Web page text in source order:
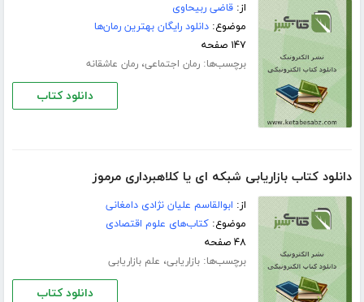
از:قاضی ربیحاوی
موضوع:دانلود رایگان بهترین رمان‌ها
۱۴۷ صفحه
برچسب‌ها:رمان اجتماعی،رمان عاشقانه
دانلود کتاب
دانلود کتاب بازاریابی شبکه ای یا کلاهبرداری مرموز
از: ابوالقاسم علیان نژادی دامغانی
موضوع:کتاب‌های علوم اقتصادی
۴۸ صفحه
برچسب‌ها:بازاریابی، علم بازاریابی
دانلود کتاب